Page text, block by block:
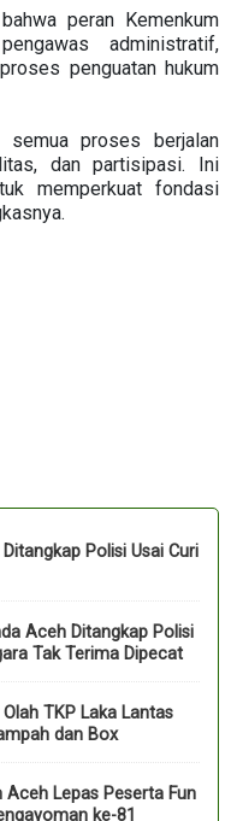
peran Kemenkum
administratif,
penguatan hukum
semua proses berjalan
dan partisipasi. Ini
memperkuat fondasi
Polisi Usai Curi
Aceh Ditangkap Polisi
Tak Terima Dipecat
TKP Laka Lantas
dan Box
Aceh Lepas Peserta Fun
ke-81